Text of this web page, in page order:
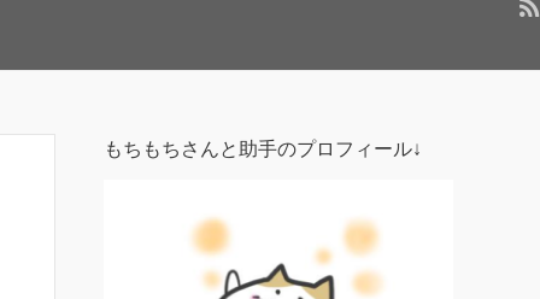
もちもちさんと助手のプロフィール↓